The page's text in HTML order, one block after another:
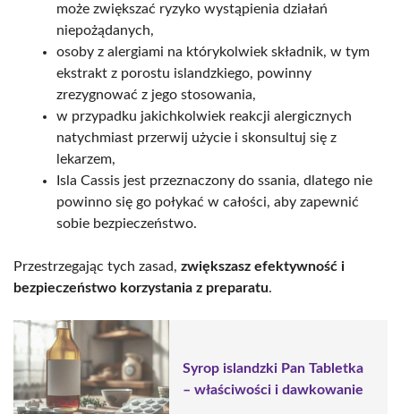
może zwiększać ryzyko wystąpienia działań
niepożądanych,
osoby z alergiami na którykolwiek składnik, w tym
ekstrakt z porostu islandzkiego, powinny
zrezygnować z jego stosowania,
w przypadku jakichkolwiek reakcji alergicznych
natychmiast przerwij użycie i skonsultuj się z
lekarzem,
Isla Cassis jest przeznaczony do ssania, dlatego nie
powinno się go połykać w całości, aby zapewnić
sobie bezpieczeństwo.
Przestrzegając tych zasad, zwiększasz efektywność i
bezpieczeństwo korzystania z preparatu.
Syrop islandzki Pan Tabletka
– właściwości i dawkowanie